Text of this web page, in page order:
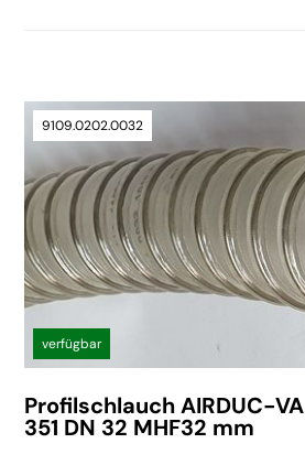
9109.0202.0032
verfügbar
Profilschlauch AIRDUC-VA
351 DN 32 MHF32 mm